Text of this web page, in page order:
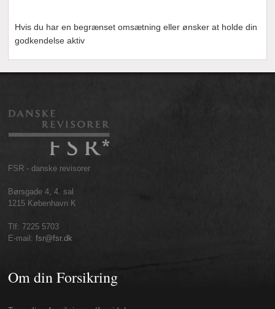
Hvis du har en begrænset omsætning eller ønsker at holde din
godkendelse aktiv
FSR - danske revisorer
Børsgade 4, 4. sal
1215 København K
Tlf: 7225 5703
E-mail:fsr@fsr.dk
Om din Forsikring